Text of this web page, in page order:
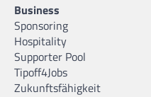
Business
Sponsoring
Hospitality
Supporter Pool
Tipoff4Jobs
Zukunftsfähigkeit